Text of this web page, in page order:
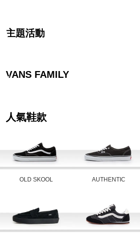
主題活動
VANS FAMILY
人氣鞋款
OLD SKOOL AUTHENTIC